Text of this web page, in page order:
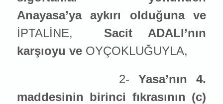
Anayasa’ya aykırı olduğuna ve
İPTALİNE,
Sacit ADALI’nın
karşıoyu ve OYÇOKLUĞUYLA,
2- Yasa’nın 4.
maddesinin birinci fıkrasının (c)